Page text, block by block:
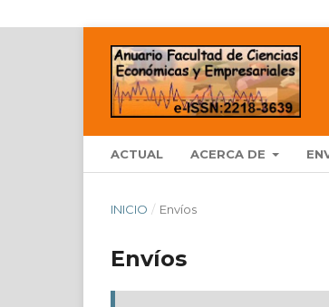
ACTUAL ACERCA DE
INICIO / Envíos
Envíos